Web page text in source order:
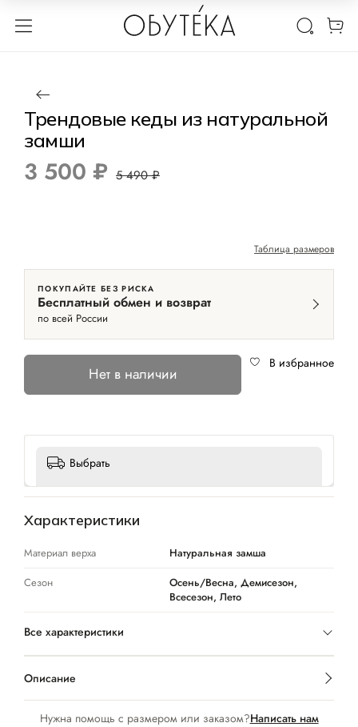
1 / 4
Трендовые кеды из натуральной
замши
3 500 ₽ 5 490 ₽
Таблица размеров
ПОКУПАЙТЕ БЕЗ РИСКА
Бесплатный обмен и возврат
по всей России
Нет в наличии
В избранное
Выбрать
Нужна помощь с размером или заказом?Написать нам
Характеристики
Материал верха
Натуральная замша
Сезон
Осень/Весна, Демисезон,
Всесезон, Лето
Все характеристики
Описание